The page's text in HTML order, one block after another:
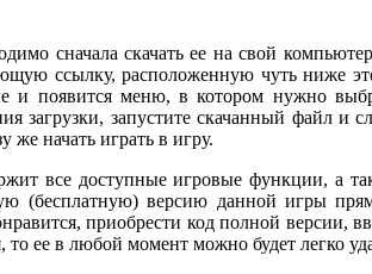
сначала скачать ее на свой
ссылку, расположенную чуть ниже
и появится меню, в котором нужно
загрузки, запустите скачанный файл и
же начать играть в игру.
все доступные игровые функции, а
(бесплатную) версию данной игры
приобрести код полной версии,
то ее в любой момент можно будет легко